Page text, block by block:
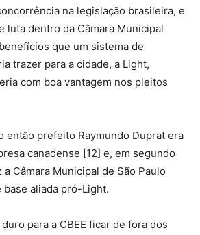
na legislação brasileira, e
luta dentro da Câmara Municipal
que um sistema de
trazer para a cidade, a Light,
com boa vantagem nos pleitos
então prefeito Raymundo Duprat era
canadense [12] e, em segundo
a Câmara Municipal de São Paulo
aliada pró-Light.
para a CBEE ficar de fora dos